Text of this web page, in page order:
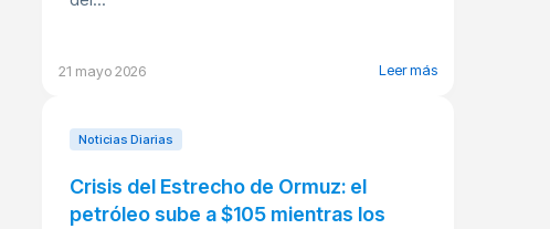
21 mayo 2026 Leer más
Noticias Diarias
Crisis del Estrecho de Ormuz: el
petróleo sube a $105 mientras los